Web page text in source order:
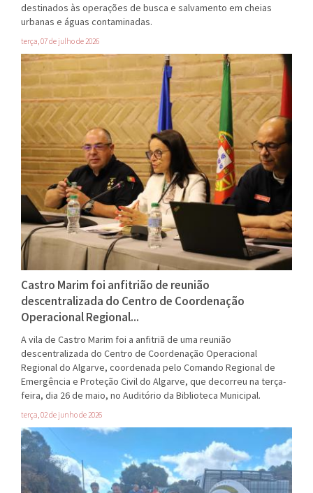
destinados às operações de busca e salvamento em cheias
urbanas e águas contaminadas.
terça, 07 de julho de 2026
Castro Marim foi anfitrião de reunião
descentralizada do Centro de Coordenação
Operacional Regional...
A vila de Castro Marim foi a anfitriã de uma reunião
descentralizada do Centro de Coordenação Operacional
Regional do Algarve, coordenada pelo Comando Regional de
Emergência e Proteção Civil do Algarve, que decorreu na terça-
feira, dia 26 de maio, no Auditório da Biblioteca Municipal.
terça, 02 de junho de 2026